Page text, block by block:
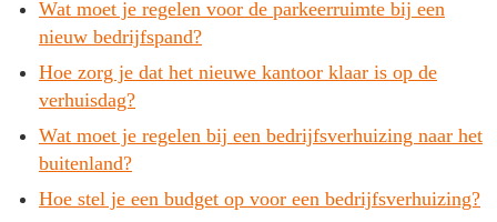
Wat moet je regelen voor de parkeerruimte bij een
nieuw bedrijfspand?
Hoe zorg je dat het nieuwe kantoor klaar is op de
verhuisdag?
Wat moet je regelen bij een bedrijfsverhuizing naar het
buitenland?
Hoe stel je een budget op voor een bedrijfsverhuizing?